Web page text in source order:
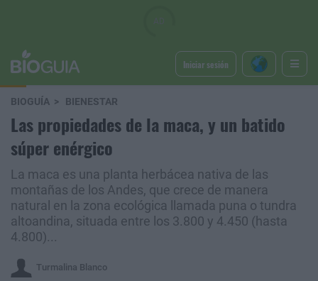
Iniciar sesión
BIOGUÍA BIENESTAR
Las propiedades de la maca, y un batido
súper enérgico
La maca es una planta herbácea nativa de las
montañas de los Andes, que crece de manera
natural en la zona ecológica llamada puna o tundra
altoandina, situada entre los 3.800 y 4.450 (hasta
4.800)...
Turmalina Blanco